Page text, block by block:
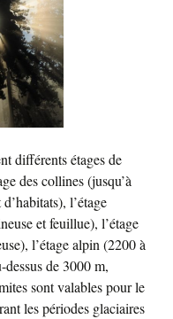
différents étages de
des collines (jusqu’à
l’étage
et feuillue), l’étage
l’étage alpin (2200 à
de 3000 m,
sont valables pour le
les périodes glaciaires